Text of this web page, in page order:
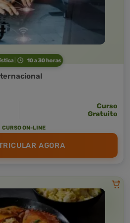
10 a 30 horas
Curso
Gratuito
CURSO ON-LINE
AGORA